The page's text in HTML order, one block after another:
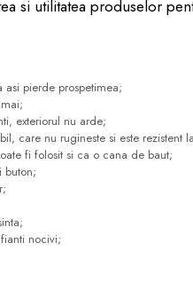
si utilitatea produselor
pierde prospetimea;
exteriorul nu arde;
care nu rugineste si este rezistent
fi folosit si ca o cana de baut;
buton;
nocivi;